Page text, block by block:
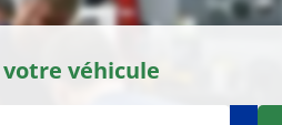
véhicule